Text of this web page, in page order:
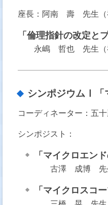
座長：阿南 壽 先生（
「倫理指針の改定と
永嶋 哲也 先生（
シンポジウムⅠ「
コーディネーター：五
シンポジスト：
「マイクロエン
古澤 成博 先
「マイクロスコ